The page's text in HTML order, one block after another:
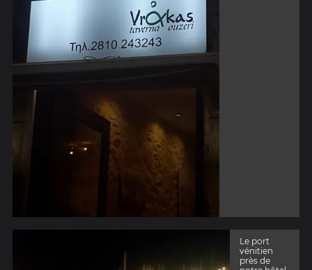
Le port
vénitien
près de